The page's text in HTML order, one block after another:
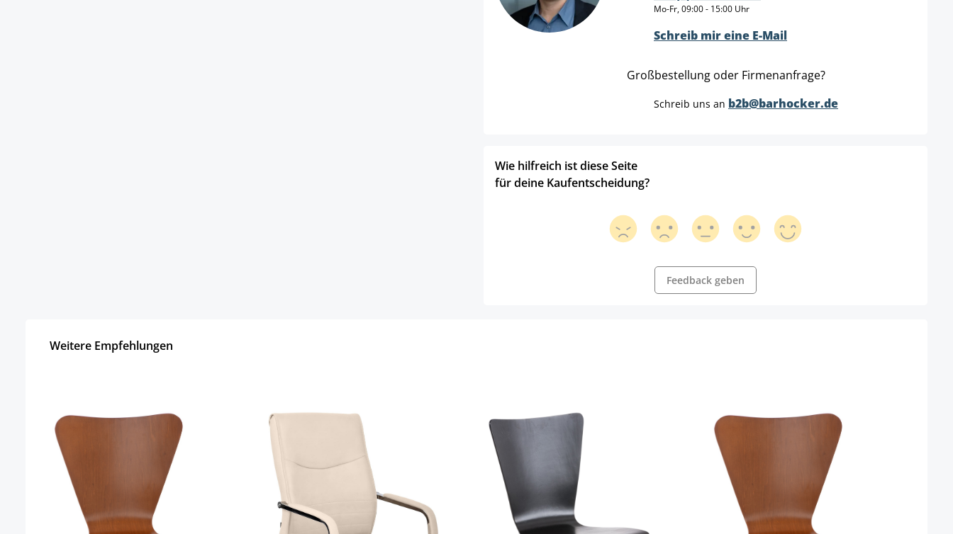
Mo-Fr, 09:00 - 15:00 Uhr
Schreib mir eine E-Mail
Großbestellung oder Firmenanfrage?
Schreib uns an b2b@barhocker.de
Wie hilfreich ist diese Seite
für deine Kaufentscheidung?
Feedback geben
Weitere Empfehlungen